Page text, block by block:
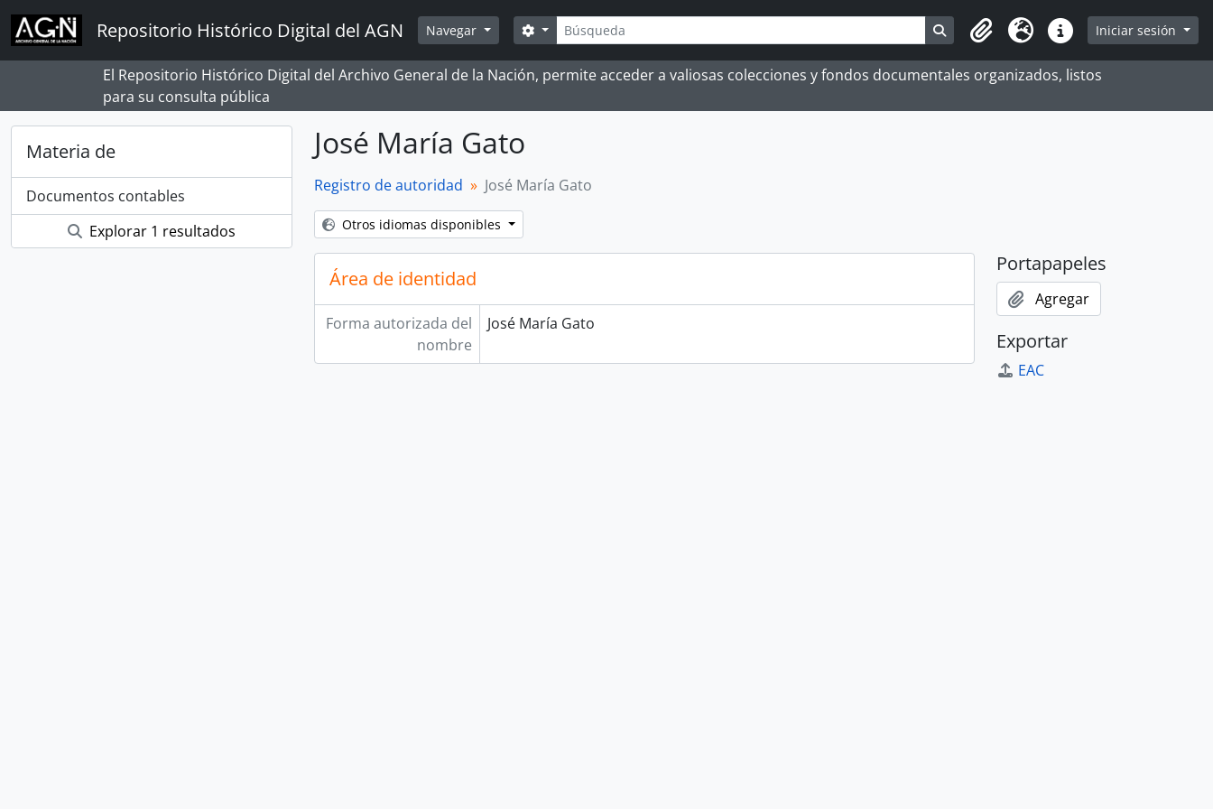
Skip to main content
Repositorio Histórico Digital del AGN Navegar Búsqueda
Search options Search in browse page
Portapapeles
Idioma Enlaces rápidos
Iniciar sesión
El Repositorio Histórico Digital del Archivo General de la Nación, permite acceder a valiosas colecciones y fondos documentales organizados, listos
para su consulta pública
Materia de
Documentos contables
Explorar 1 resultados
José María Gato
Registro de autoridad José María Gato
Otros idiomas disponibles
Área de identidad
Forma autorizada del
nombre
José María Gato
Portapapeles
Agregar
Exportar
EAC